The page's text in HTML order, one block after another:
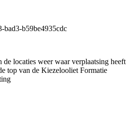
bad3-b59be4935cdc
locaties weer waar verplaatsing heeft
top van de Kiezelooliet Formatie